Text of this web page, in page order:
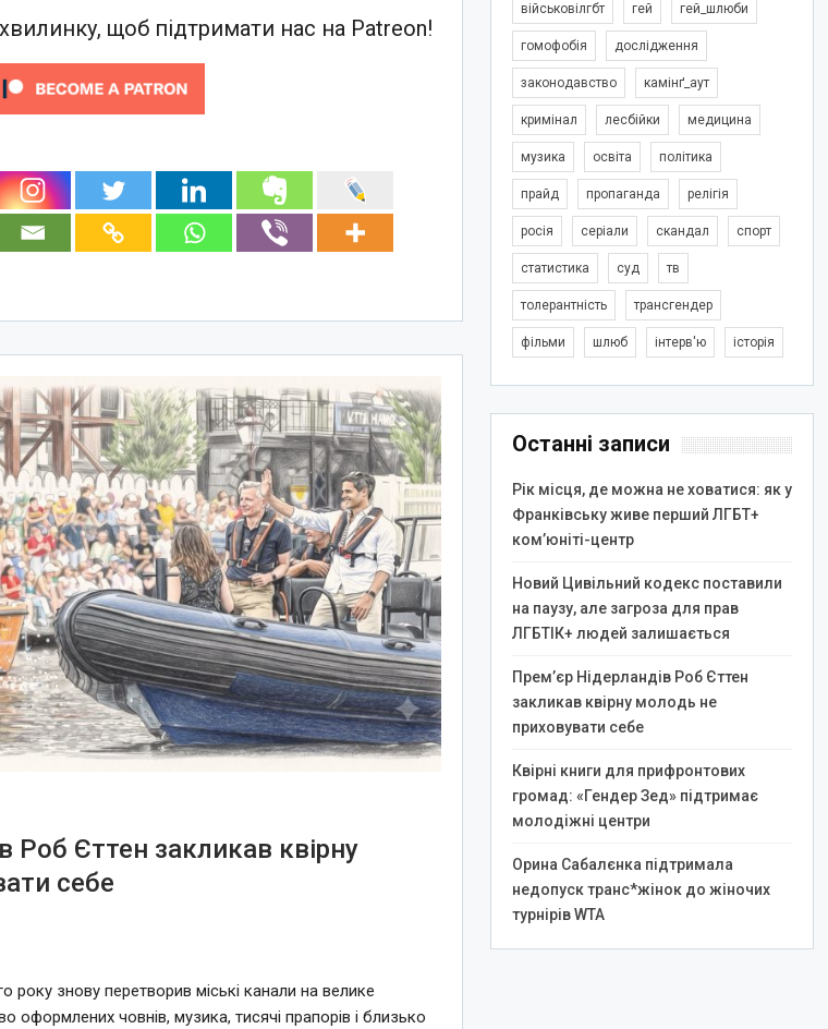
щоб підтримати нас на Patreon!
Роб Єттен закликав квірну
себе
року знову перетворив міські канали на велике
оформлених човнів, музика, тисячі прапорів і близько
військовілгбт гей гей_шлюби
гомофобія дослідження
законодавство камінґ_аут
кримінал лесбійки медицина
музика освіта політика
прайд пропаганда релігія
росія серіали скандал спорт
статистика суд тв
толерантність трансгендер
фільми шлюб інтерв'ю історія
Останні записи
Рік місця, де можна не ховатися: як у
Франківську живе перший ЛГБТ+
ком’юніті-центр
Новий Цивільний кодекс поставили
на паузу, але загроза для прав
ЛГБТІК+ людей залишається
Прем’єр Нідерландів Роб Єттен
закликав квірну молодь не
приховувати себе
Квірні книги для прифронтових
громад: «Гендер Зед» підтримає
молодіжні центри
Орина Сабалєнка підтримала
недопуск транс*жінок до жіночих
турнірів WTA